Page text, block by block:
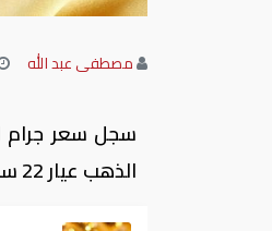
مصطفى عبد الله
الذهب عيار 22 سجل 168.21، بينما سجل الجنيه الذهب سعرًا 1,285 ريال.